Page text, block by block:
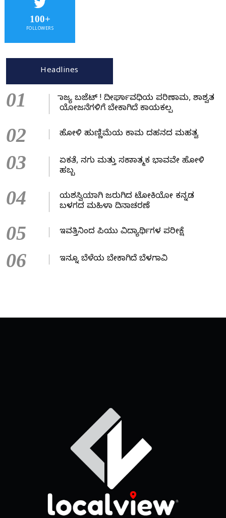
100+
FOLLOWERS
Headlines
01
ರಾಜ್ಯ ಬಜೆಟ್ ! ದೀರ್ಘಾವಧಿಯ ಪರಿಣಾಮ, ಶಾಶ್ವತ
ಯೋಜನೆಗಳಿಗೆ ಬೇಕಾಗಿದೆ ಕಾಯಕಲ್ಪ
02 ಹೋಳಿ ಹುಣ್ಣಿಮೆಯ ಕಾಮ ದಹನದ ಮಹತ್ವ
03
ಏಕತೆ, ನಗು ಮತ್ತು ಸಕಾರಾತ್ಮಕ ಭಾವವೇ ಹೋಳಿ
ಹಬ್ಬ
04
ಯಶಸ್ವಿಯಾಗಿ ಜರುಗಿದ ಟೋಕಿಯೋ ಕನ್ನಡ
ಬಳಗದ ಮಹಿಳಾ ದಿನಾಚರಣೆ
05 ಇವತ್ತಿನಿಂದ ಪಿಯು ವಿದ್ಯಾರ್ಥಿಗಳ ಪರೀಕ್ಷೆ
06 ಇನ್ನೂ ಬೆಳೆಯ ಬೇಕಾಗಿದೆ ಬೆಳಗಾವಿ